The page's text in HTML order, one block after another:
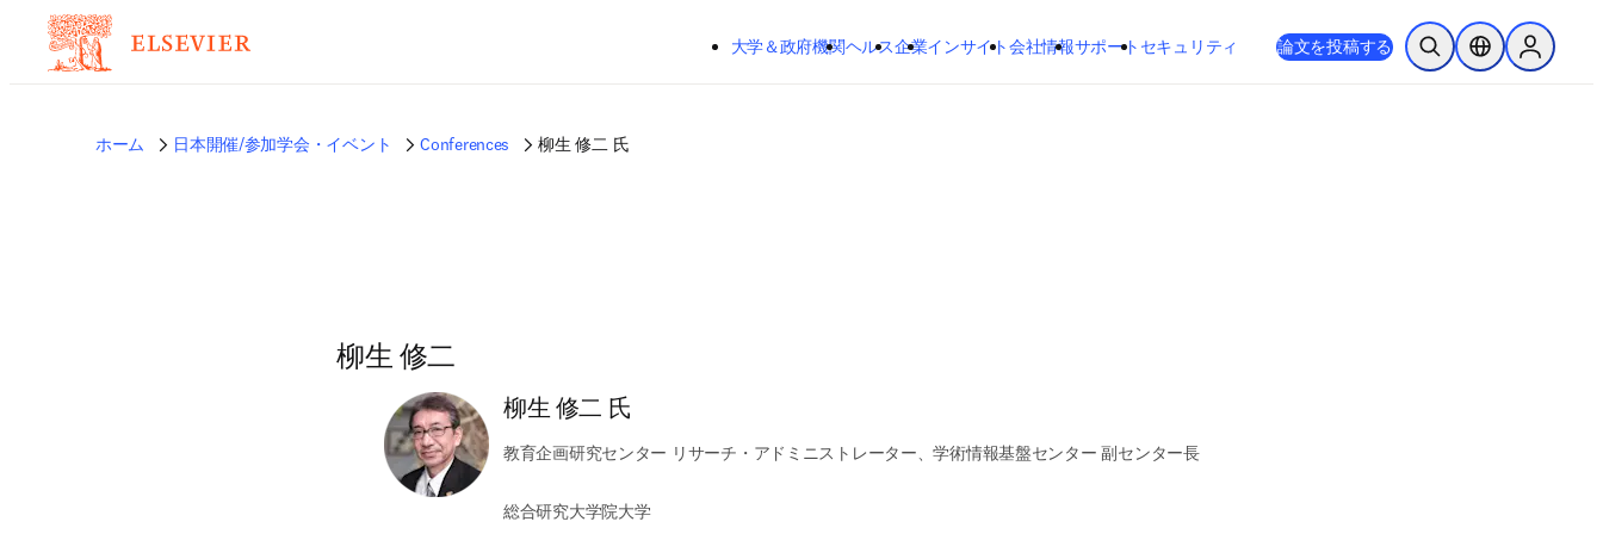
メインのコンテンツにスキップする
大学＆政府機関ヘルス企業インサイト会社情報サポート 新しいタブ／ウィンドウで開く
opens in new tab/window
セキュリティ 論文を投稿する 検索を開くロケーションセ
Sign in to
ホーム 日本開催/参加学会・イベント Conferences 柳生 修二 氏
柳生 修二
柳生 修二 氏
教育企画研究センター リサーチ・アドミニストレーター、学術情報基盤センター 副センター長
総合研究大学院大学